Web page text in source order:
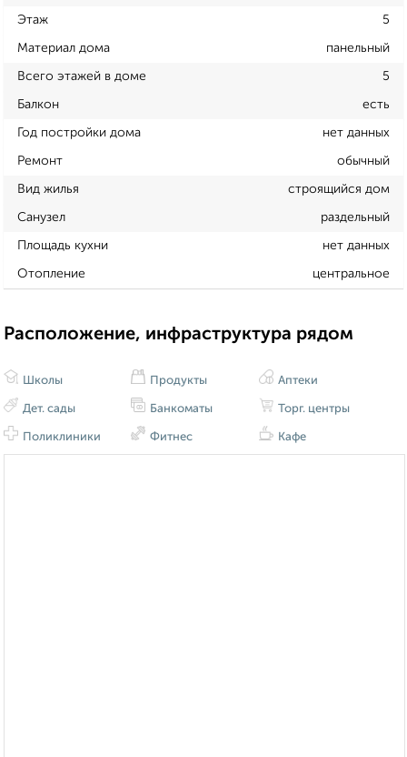
Этаж 5
Материал дома панельный
Всего этажей в доме 5
Балкон есть
Год постройки дома нет данных
Ремонт обычный
Вид жилья строящийся дом
Санузел раздельный
Площадь кухни нет данных
Отопление центральное
Расположение, инфраструктура рядом
Школы
Дет. сады
Поликлиники
Продукты
Банкоматы
Фитнес
Аптеки
Торг. центры
Кафе